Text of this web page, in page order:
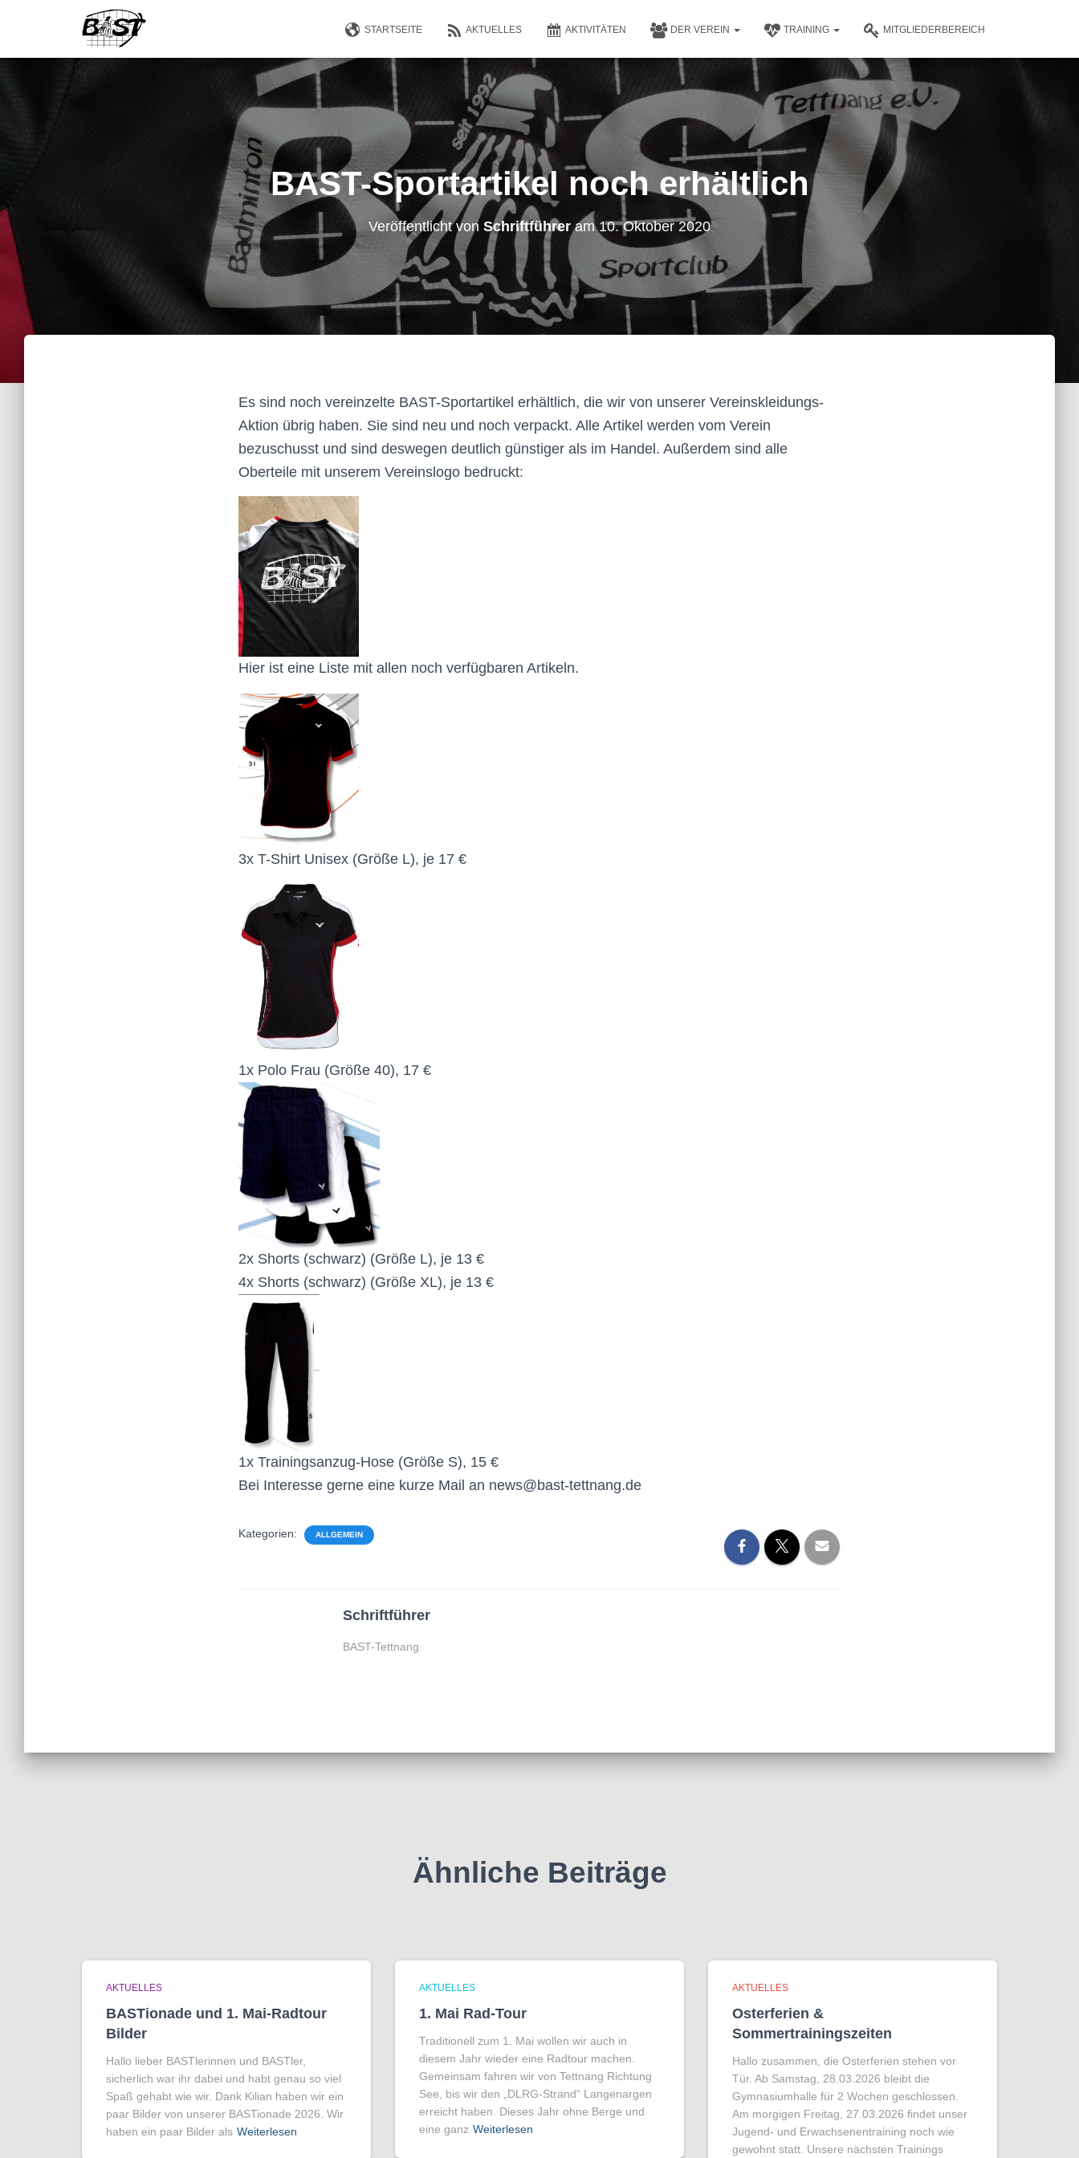
STARTSEITE AKTUELLES AKTIVITÄTEN DER VEREIN TRAINING MITGLIEDERBEREICH
BAST-Sportartikel noch erhältlich
Veröffentlicht von Schriftführeram10. Oktober 2020
Es sind noch vereinzelte BAST-Sportartikel erhältlich, die wir von unserer Vereinskleidungs-
Aktion übrig haben. Sie sind neu und noch verpackt. Alle Artikel werden vom Verein
bezuschusst und sind deswegen deutlich günstiger als im Handel. Außerdem sind alle
Oberteile mit unserem Vereinslogo bedruckt:
Hier ist eine Liste mit allen noch verfügbaren Artikeln.
3x T-Shirt Unisex (Größe L), je 17 €
1x Polo Frau (Größe 40), 17 €
2x Shorts (schwarz) (Größe L), je 13 €
4x Shorts (schwarz) (Größe XL), je 13 €
1x Trainingsanzug-Hose (Größe S), 15 €
Bei Interesse gerne eine kurze Mail an news@bast-tettnang.de
Kategorien: ALLGEMEIN
Schriftführer
BAST-Tettnang
Ähnliche Beiträge
AKTUELLES
BASTionade und 1. Mai-Radtour
Bilder
Hallo lieber BASTlerinnen und BASTler,
sicherlich war ihr dabei und habt genau so viel
Spaß gehabt wie wir. Dank Kilian haben wir ein
paar Bilder von unserer BASTionade 2026. Wir
haben ein paar Bilder als Weiterlesen
AKTUELLES
1. Mai Rad-Tour
Traditionell zum 1. Mai wollen wir auch in
diesem Jahr wieder eine Radtour machen.
Gemeinsam fahren wir von Tettnang Richtung
See, bis wir den „DLRG-Strand“ Langenargen
erreicht haben. Dieses Jahr ohne Berge und
eine ganz Weiterlesen
AKTUELLES
Osterferien &
Sommertrainingszeiten
Hallo zusammen, die Osterferien stehen vor
Tür. Ab Samstag, 28.03.2026 bleibt die
Gymnasiumhalle für 2 Wochen geschlossen.
Am morgigen Freitag, 27.03.2026 findet unser
Jugend- und Erwachsenentraining noch wie
gewohnt statt. Unsere nächsten Trainings